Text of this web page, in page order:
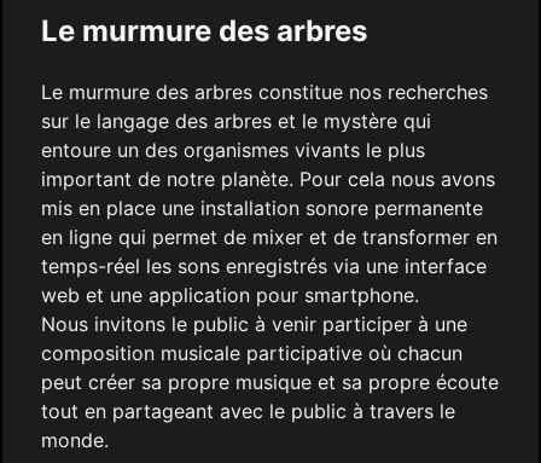
Le murmure des arbres
Le murmure des arbres constitue nos recherches
sur le langage des arbres et le mystère qui
entoure un des organismes vivants le plus
important de notre planète. Pour cela nous avons
mis en place une installation sonore permanente
en ligne qui permet de mixer et de transformer en
temps-réel les sons enregistrés via une interface
web et une application pour smartphone.
Nous invitons le public à venir participer à une
composition musicale participative où chacun
peut créer sa propre musique et sa propre écoute
tout en partageant avec le public à travers le
monde.